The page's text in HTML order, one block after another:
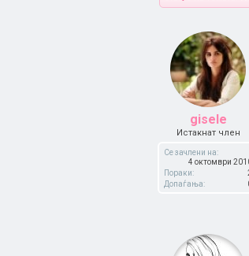
gisele
Истакнат член
Се зачлени на:
4 октомври
Пораки:
Допаѓања: